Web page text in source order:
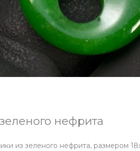
нефрита
из зеленого нефрита, размером